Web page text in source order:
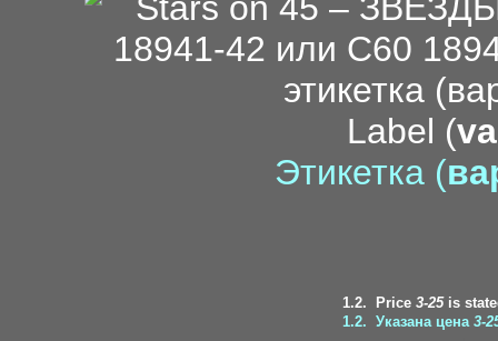
Label (
Этикетка (
1.2. Price 3-25is
1.2. Указана цена 3-